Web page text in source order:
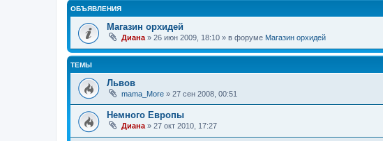
ОБЪЯВЛЕНИЯ
Магазин орхидей
Диана » 26 июн 2009, 18:10 » в форуме Магазин орхидей
ТЕМЫ
Львов
mama_More » 27 сен 2008, 00:51
Немного Европы
Диана » 27 окт 2010, 17:27